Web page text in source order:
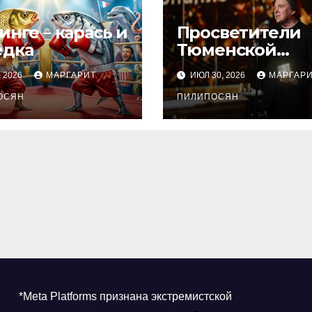
– карась и
2026 МАРГАРИТ
Просветители
Тюменской
области
претендуют на
награду
ИЮЛ 30, 2026
ПИЛИПОСЯН
*Meta Platforms признана экстремистской